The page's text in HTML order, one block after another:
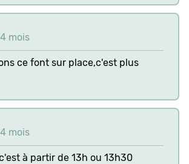
mois
ce font sur place,c'est plus
mois
à partir de 13h ou 13h30